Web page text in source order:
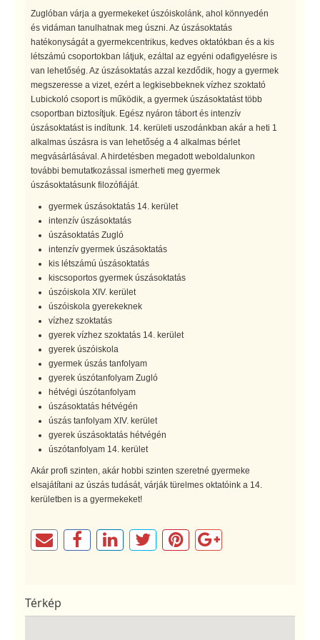
Zuglóban várja a gyermekeket úszóiskolánk, ahol könnyedén
és vidáman tanulhatnak meg úszni. Az úszásoktatás
hatékonyságát a gyermekcentrikus, kedves oktatókban és a kis
létszámú csoportokban látjuk, ezáltal az egyéni odafigyelésre is
van lehetőség. Az úszásoktatás azzal kezdődik, hogy a gyermek
megszeresse a vizet, ezért a legkisebbeknek vízhez szoktató
Lubickoló csoport is működik, a gyermek úszásoktatást több
csoportban biztosítjuk. Egész nyáron tábort és intenzív
úszásoktatást is indítunk. 14. kerületi uszodánkban akár a heti 1
alkalmas úszásra is van lehetőség a 4 alkalmas bérlet
megvásárlásával. A hirdetésben megadott weboldalunkon
további bemutatkozással ismerheti meg gyermek
úszásoktatásunk filozófiáját.
gyermek úszásoktatás 14. kerület
intenzív úszásoktatás
úszásoktatás Zugló
intenzív gyermek úszásoktatás
kis létszámú úszásoktatás
kiscsoportos gyermek úszásoktatás
úszóiskola XIV. kerület
úszóiskola gyerekeknek
vízhez szoktatás
gyerek vízhez szoktatás 14. kerület
gyerek úszóiskola
gyermek úszás tanfolyam
gyerek úszótanfolyam Zugló
hétvégi úszótanfolyam
úszásoktatás hétvégén
úszás tanfolyam XIV. kerület
gyerek úszásoktatás hétvégén
úszótanfolyam 14. kerület
Akár profi szinten, akár hobbi szinten szeretné gyermeke
elsajátítani az úszás tudását, várják türelmes oktatóink a 14.
kerületben is a gyermekeket!
Térkép